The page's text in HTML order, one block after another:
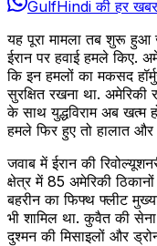
GulfHindi की हर
यह पूरा मामला तब शुरू
ईरान पर हवाई हमले किए.
कि इन हमलों का मकसद
सुरक्षित रखना था. अमेरिकी
के साथ युद्धविराम अब खत्म
हमले फिर हुए तो हालात और
जवाब में ईरान की
क्षेत्र में 85 अमेरिकी
बहरीन का फिफ्थ फ्लीट
भी शामिल था. कुवैत की
दुश्मन की मिसाइलों और